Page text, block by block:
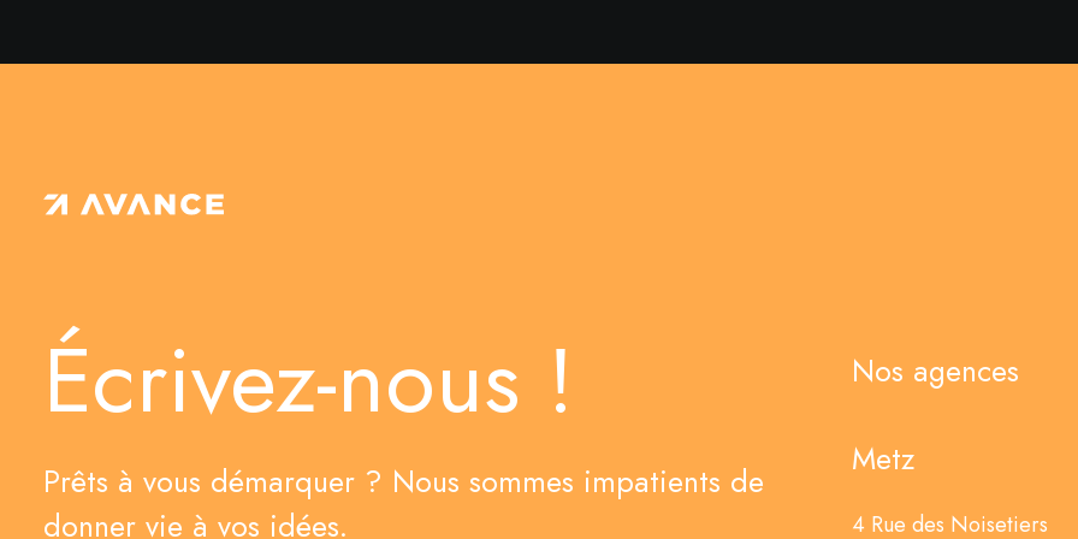
Écrivez-nous !
Prêts à vous démarquer ? Nous sommes impatients de
donner vie à vos idées.
Nos agences
Metz
4 Rue des Noisetiers